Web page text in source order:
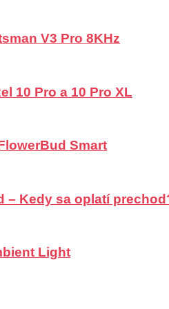
V3 Pro 8KHz
10 Pro a 10 Pro XL
Smart
– Kedy sa oplatí
Light